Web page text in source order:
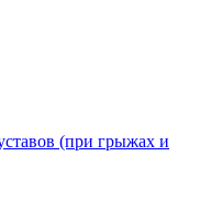
(при грыжах и